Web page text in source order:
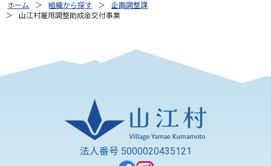
ホーム 組織から探す
企画調整課
山江村雇用調整助成金交付事業
法人番号 5000020435121